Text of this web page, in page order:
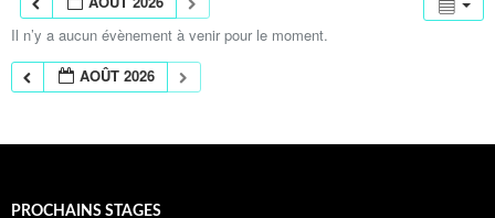
Il n’y a aucun évènement à venir pour le moment.
AOÛT 2026
PROCHAINS STAGES